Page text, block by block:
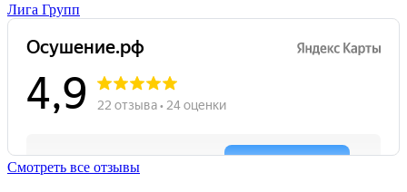
Лига Групп
Смотреть все отзывы